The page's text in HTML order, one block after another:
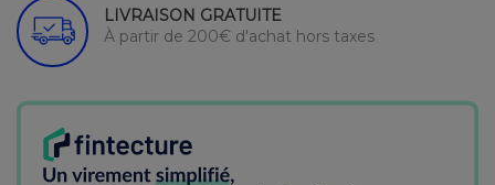
LIVRAISON GRATUITE
À partir de 200€ d'achat hors taxes